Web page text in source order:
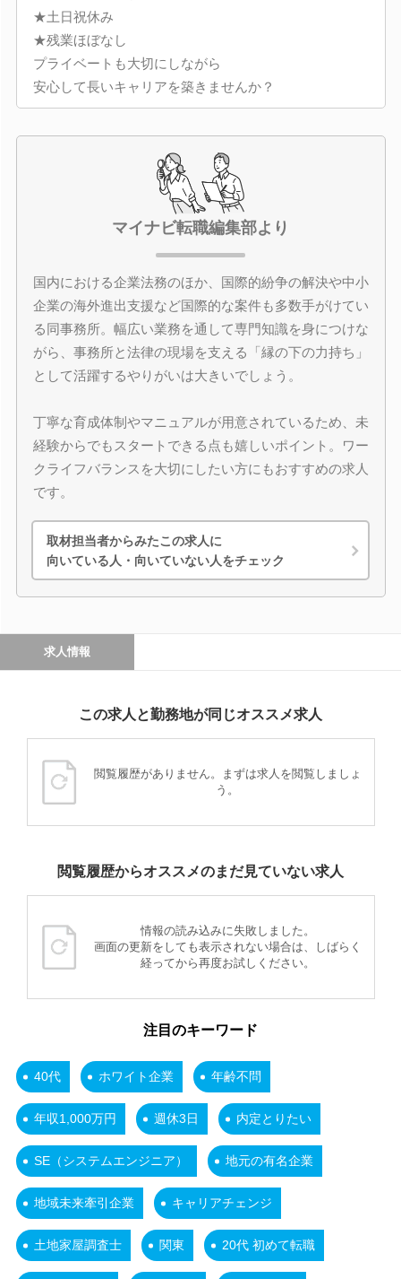
★土日祝休み
★残業ほぼなし
プライベートも大切にしながら
安心して長いキャリアを築きませんか？
マイナビ転職編集部より
国内における企業法務のほか、国際的紛争の解決や中小
企業の海外進出支援など国際的な案件も多数手がけてい
る同事務所。幅広い業務を通して専門知識を身につけな
がら、事務所と法律の現場を支える「縁の下の力持ち」
として活躍するやりがいは大きいでしょう。
丁寧な育成体制やマニュアルが用意されているため、未
経験からでもスタートできる点も嬉しいポイント。ワー
クライフバランスを大切にしたい方にもおすすめの求人
です。
取材担当者からみたこの求人に
向いている人・向いていない人をチェック
求人情報
この求人と勤務地が同じオススメ求人
閲覧履歴がありません。まずは求人を閲覧しましょ
う。
閲覧履歴からオススメのまだ見ていない求人
情報の読み込みに失敗しました。
画面の更新をしても表示されない場合は、しばらく
経ってから再度お試しください。
注目のキーワード
40代 ホワイト企業 年齢不問
年収1,000万円 週休3日 内定とりたい
SE（システムエンジニア） 地元の有名企業
地域未来牽引企業 キャリアチェンジ
土地家屋調査士 関東 20代 初めて転職